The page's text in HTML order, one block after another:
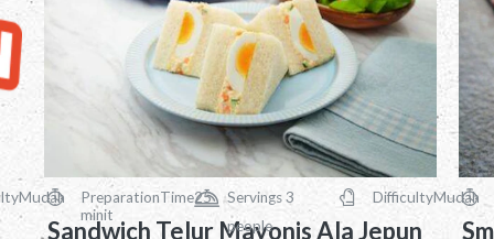
Mudah
Sandwich Telur Mayonis Ala Jepun
PreparationTime25
minit
Servings3
people
DifficultyMudah